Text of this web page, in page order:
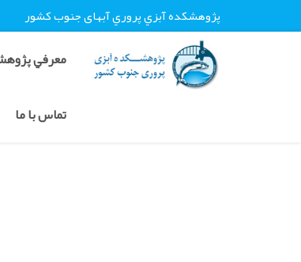
پژوهشکده آبزي پروري آبهای جنوب کشور
معرفي
تماس با ما